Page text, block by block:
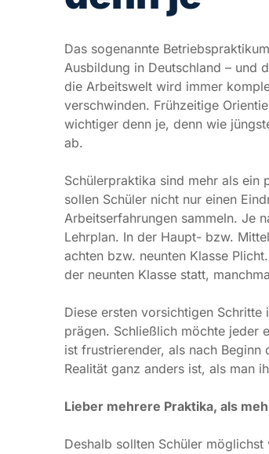
Ausbildung in Deutschland – und
Arbeitswelt wird immer komplexer,
Frühzeitige Orientierung bei der
jüngste Zahlen zeigen, bricht fast
Schülerpraktika sind mehr als ein
Arbeitserfahrungen sammeln. Je
der Haupt- bzw. Mittelschule und in
neunten Klasse Plicht. An
Klasse statt, manchmal ein zweites
Diese ersten vorsichtigen Schritte
frustrierender, als nach Beginn der
anders ist, als man ihn sich
Lieber mehrere Praktika, als
Deshalb sollten Schüler möglichst
abgebrochen werden, weil der